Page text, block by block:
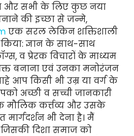
और सभी के लिए कुछ नया
की इच्छा से जन्मे,
एक सरल लेकिन शक्तिशाली
ज्ञान के साथ-साथ
व प्रेरक विचारों के माध्यम
बनाना एवं उनका मनोरंजन
आप किसी भी उम्र या वर्ग के
अच्छी व सच्ची जानकारी
कर्त्तव्य और उसके
भी देना है। मैं
दिशा समाज को